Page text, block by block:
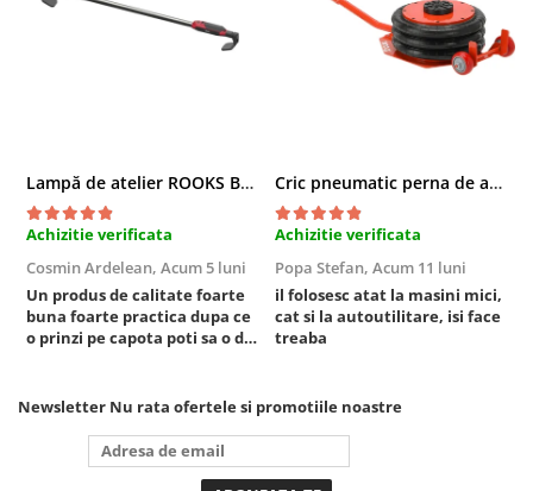
Lampă de atelier ROOKS B2 HYBRID pentru capotă, 2000 lumeni, 5000 mAh
Achizitie verificata
Cosmin Ardelean, Acum 5 luni
Un produs de calitate foarte
buna foarte practica dupa ce
o prinzi pe capota poti sa o dai
puternica si de la baterie care
tine destul de mult dar daca o
bagi la priza nu mai ai treaba
toata ziua ,ce...
Cric pneumatic perna de aer cu inaltator 6T
Achizitie verificata
Popa Stefan, Acum 11 luni
il folosesc atat la masini mici,
cat si la autoutilitare, isi face
treaba
Newsletter Nu rata ofertele si promotiile noastre